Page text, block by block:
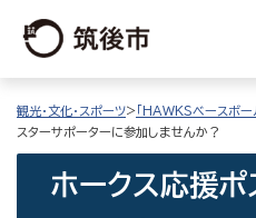
観光・文化・スポーツ> 「HAWKSベースボ
スターサポーターに参加しませんか？
ホークス応援ポ